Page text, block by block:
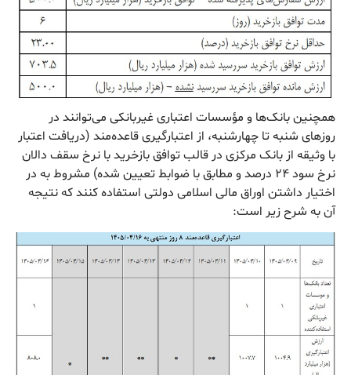
همچنین بانک‌ها و مؤسسات اعتباری غیربانکی می‌توانند در
روزهای شنبه تا چهارشنبه، از اعتبارگیری قاعده‌مند (دریافت اعتبار
با وثیقه از بانک مرکزی در قالب توافق بازخرید با نرخ سقف دالان
نرخ سود ۲۴ درصد و مطابق با ضوابط تعیین شده) مشروط به در
اختیار داشتن اوراق مالی اسلامی دولتی استفاده کنند که نتیجه
آن به شرح زیر است: